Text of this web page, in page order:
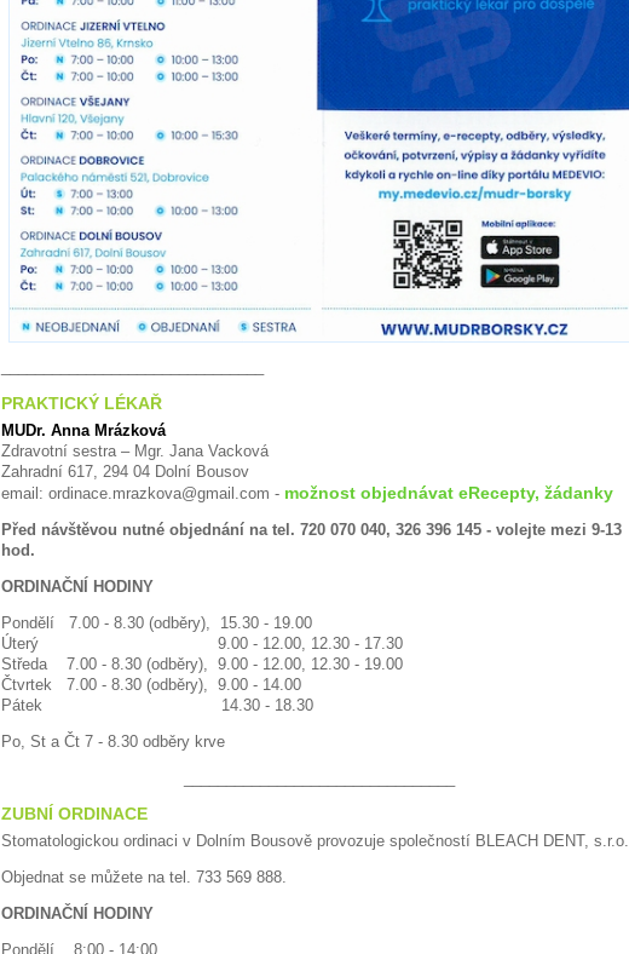
PRAKTICKÝ LÉKAŘ
MUDr. Anna Mrázková
Zdravotní sestra – Mgr. Jana Vacková
Zahradní 617, 294 04 Dolní Bousov
email: ordinace.mrazkova@gmail.com - možnost objednávat eRecepty, žádanky
Před návštěvou nutné objednání na tel. 720 070 040, 326 396 145 - volejte mezi 9-13
hod.
ORDINAČNÍ HODINY
Pondělí 7.00 - 8.30 (odběry), 15.30 - 19.00
Úterý 9.00 - 12.00, 12.30 - 17.30
Středa 7.00 - 8.30 (odběry), 9.00 - 12.00, 12.30 - 19.00
Čtvrtek 7.00 - 8.30 (odběry), 9.00 - 14.00
Pátek 14.30 - 18.30
Po, St a Čt 7 - 8.30 odběry krve
ZUBNÍ ORDINACE
Stomatologickou ordinaci v Dolním Bousově provozuje společností BLEACH DENT, s.r.o.
Objednat se můžete na tel. 733 569 888.
ORDINAČNÍ HODINY
Pondělí 8:00 - 14:00